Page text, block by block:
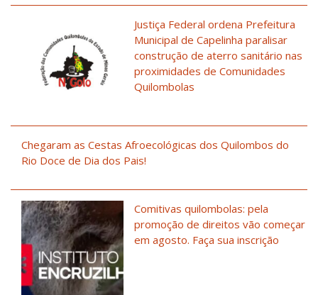
Justiça Federal ordena Prefeitura
Municipal de Capelinha paralisar
construção de aterro sanitário nas
proximidades de Comunidades
Quilombolas
Chegaram as Cestas Afroecológicas dos Quilombos do
Rio Doce de Dia dos Pais!
Comitivas quilombolas: pela
promoção de direitos vão começar
em agosto. Faça sua inscrição